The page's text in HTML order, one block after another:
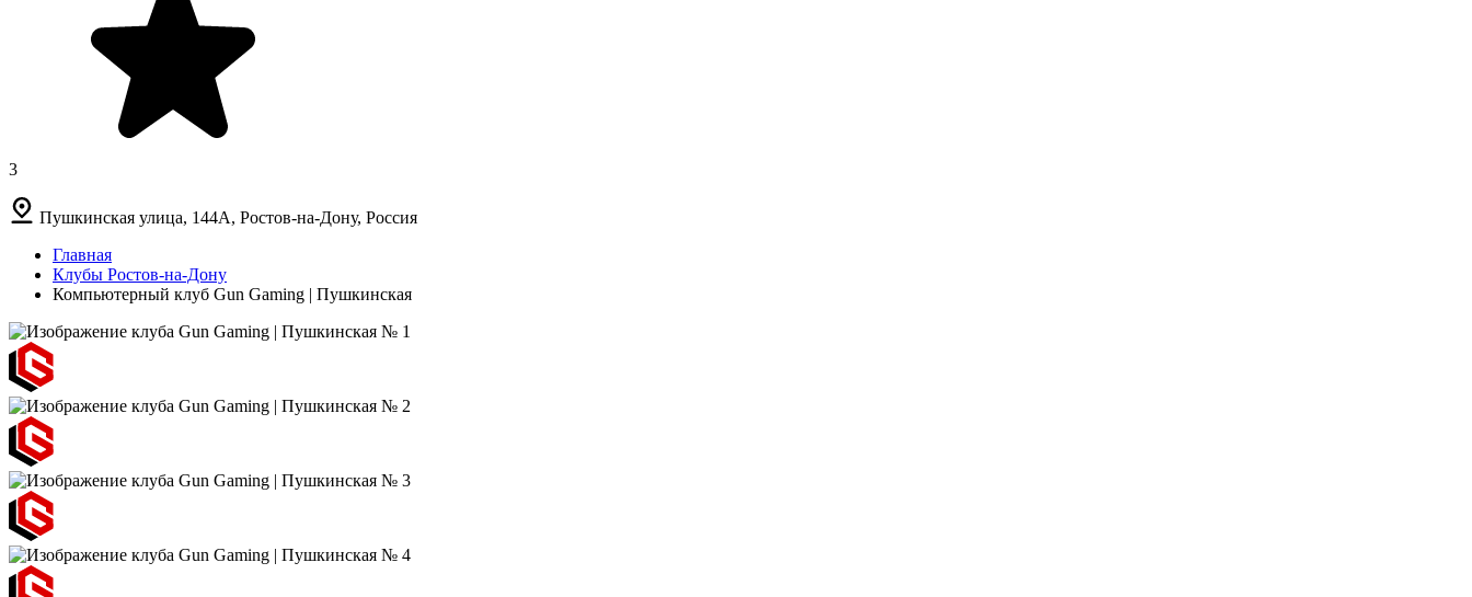
3
Пушкинская улица, 144А, Ростов-на-Дону, Россия
Главная
Клубы Ростов-на-Дону
Компьютерный клуб Gun Gaming | Пушкинская